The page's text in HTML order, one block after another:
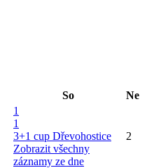
So Ne
1
1
3+1 cup Dřevohostice
Zobrazit všechny
záznamy ze dne
2